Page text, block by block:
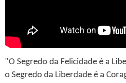
"O Segredo da Felicidade é a
o Segredo da Liberdade é a